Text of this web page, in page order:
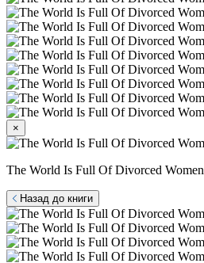
×
The World Is Full Of Divorced Women
Назад до книги